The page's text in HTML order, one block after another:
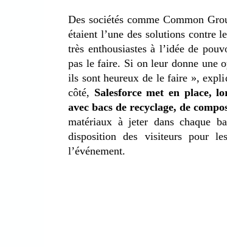
Des sociétés comme Common
étaient l’une des solutions contre
très enthousiastes à l’idée de
pas le faire. Si on leur donne une
ils sont heureux de le faire »,
côté, Salesforce met en place,
avec bacs de recyclage, de
matériaux à jeter dans chaque
disposition des visiteurs pour
l’événement.